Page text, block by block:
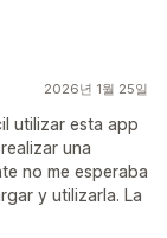
2026년 1월 25일
utilizar esta app
una
no me esperaba
y utilizarla. La